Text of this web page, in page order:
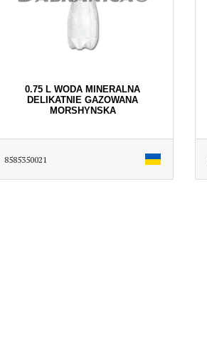
0.75 L WODA MINERALNA
DELIKATNIE GAZOWANA
MORSHYNSKA
8585350021